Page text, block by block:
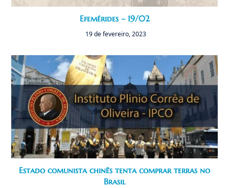
Efemérides – 19/02
19 de fevereiro, 2023
Estado comunista chinês tenta comprar terras no
Brasil